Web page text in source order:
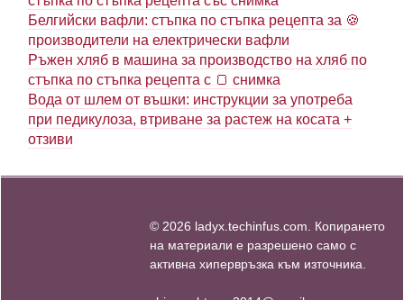
Белгийски вафли: стъпка по стъпка рецепта за 🍪
производители на електрически вафли
Ръжен хляб в машина за производство на хляб по
стъпка по стъпка рецепта с 🍞 снимка
Вода от шлем от въшки: инструкции за употреба
при педикулоза, втриване за растеж на косата +
отзиви
© 2026 ladyx.techinfus.com. Копирането
на материали е разрешено само с
активна хипервръзка към източника.